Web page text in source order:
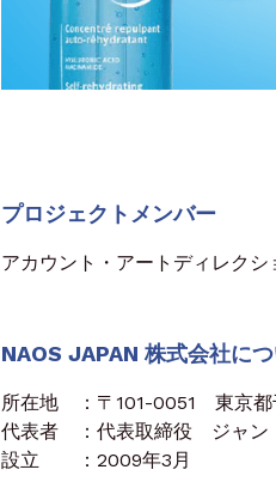
プロジェクトメンバー
アカウント・アートディレク
NAOS JAPAN 株式会社に
所在地 ：〒101-0051 東京都
代表者 ：代表取締役 ジャ
設立 ：2009年3月